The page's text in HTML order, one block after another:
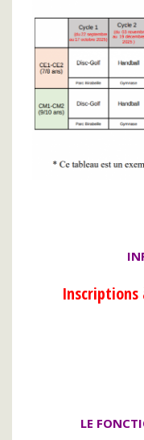
Inscriptions
LE